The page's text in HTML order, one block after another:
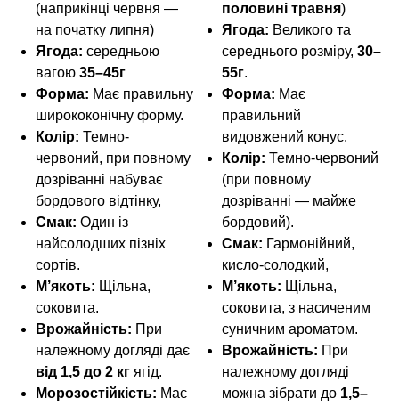
(наприкінці червня —
на початку липня)
Ягода: середньою
вагою 35–45г
Форма: Має правильну
ширококонічну форму.
Колір: Темно-
червоний, при повному
дозріванні набуває
бордового відтінку,
Смак: Один із
найсолодших пізніх
сортів.
М’якоть: Щільна,
соковита.
Врожайність: При
належному догляді дає
від 1,5 до 2 кг ягід.
Морозостійкість: Має
половині травня)
Ягода: Великого та
середнього розміру, 30–
55г.
Форма: Має
правильний
видовжений конус.
Колір: Темно-червоний
(при повному
дозріванні — майже
бордовий).
Смак: Гармонійний,
кисло-солодкий,
М’якоть: Щільна,
соковита, з насиченим
суничним ароматом.
Врожайність: При
належному догляді
можна зібрати до 1,5–